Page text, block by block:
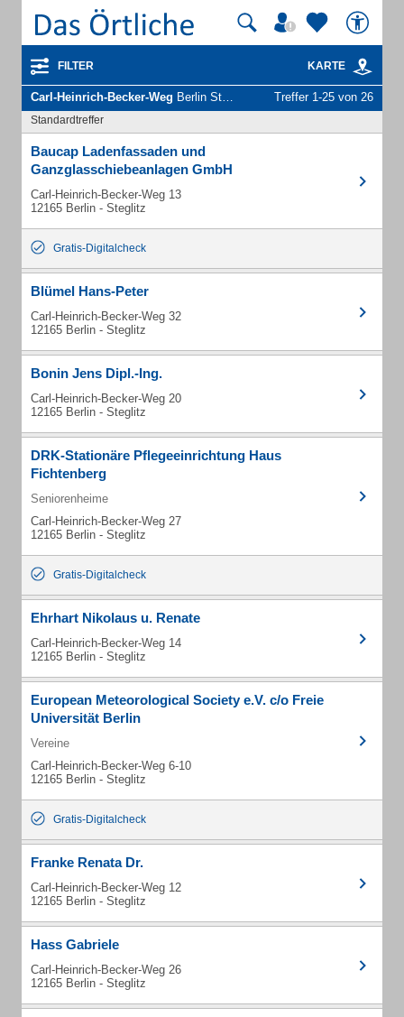
FILTER KARTE
Carl-Heinrich-Becker-Weg Berlin Steglitz - Unternehmen und Personen Treffer 1-25 von 26
Standardtreffer
Baucap Ladenfassaden und
Ganzglasschiebeanlagen GmbH
Carl-Heinrich-Becker-Weg 13
12165 Berlin - Steglitz
Gratis-Digitalcheck
Blümel Hans-Peter
Carl-Heinrich-Becker-Weg 32
12165 Berlin - Steglitz
Bonin Jens Dipl.-Ing.
Carl-Heinrich-Becker-Weg 20
12165 Berlin - Steglitz
DRK-Stationäre Pflegeeinrichtung Haus
Fichtenberg
Seniorenheime
Carl-Heinrich-Becker-Weg 27
12165 Berlin - Steglitz
Gratis-Digitalcheck
Ehrhart Nikolaus u. Renate
Carl-Heinrich-Becker-Weg 14
12165 Berlin - Steglitz
European Meteorological Society e.V. c/o Freie
Universität Berlin
Vereine
Carl-Heinrich-Becker-Weg 6-10
12165 Berlin - Steglitz
Gratis-Digitalcheck
Franke Renata Dr.
Carl-Heinrich-Becker-Weg 12
12165 Berlin - Steglitz
Hass Gabriele
Carl-Heinrich-Becker-Weg 26
12165 Berlin - Steglitz